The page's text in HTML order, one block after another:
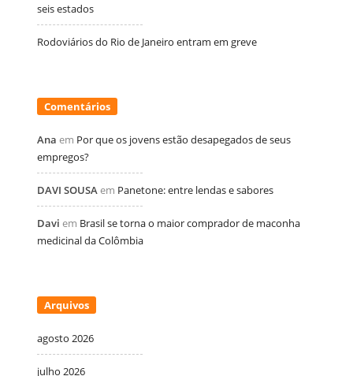
seis estados
Rodoviários do Rio de Janeiro entram em greve
Comentários
Ana em Por que os jovens estão desapegados de seus
empregos?
DAVI SOUSA em Panetone: entre lendas e sabores
Davi em Brasil se torna o maior comprador de maconha
medicinal da Colômbia
Arquivos
agosto 2026
julho 2026